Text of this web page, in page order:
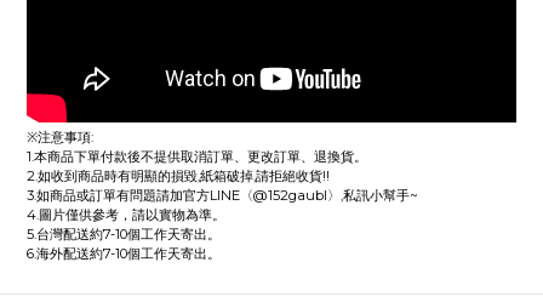
※注意事項:
1.本商品下單付款後不提供取消訂單、更改訂單、退換貨。
2.如收到商品時有明顯的損毀,紙箱破掉,請拒絕收貨!!
3.如商品或訂單有問題請加官方LINE〈@152gaubl〉,私訊小幫手~
4.圖片僅供參考，請以實物為準。
5.台灣配送約7-10個工作天寄出。
6.海外配送約7-10個工作天寄出。